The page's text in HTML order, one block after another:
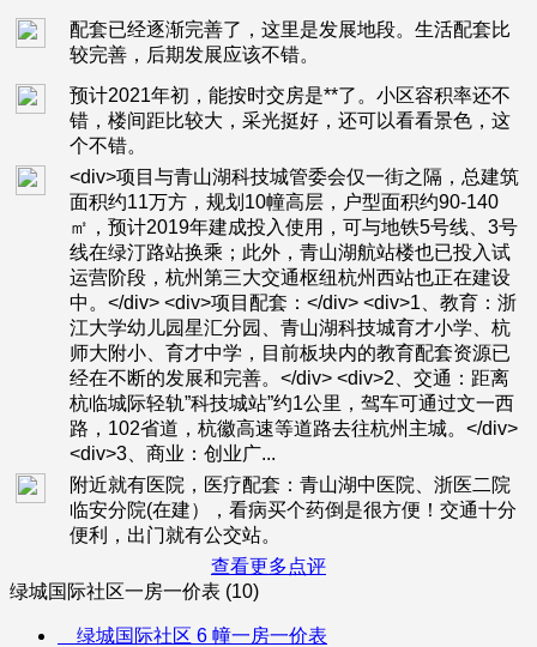
配套已经逐渐完善了，这里是发展地段。生活配套比
较完善，后期发展应该不错。
预计2021年初，能按时交房是**了。小区容积率还不
错，楼间距比较大，采光挺好，还可以看看景色，这
个不错。
<div>项目与青山湖科技城管委会仅一街之隔，总建筑
面积约11万方，规划10幢高层，户型面积约90-140
㎡，预计2019年建成投入使用，可与地铁5号线、3号
线在绿汀路站换乘；此外，青山湖航站楼也已投入试
运营阶段，杭州第三大交通枢纽杭州西站也正在建设
中。</div> <div>项目配套：</div> <div>1、教育：浙
江大学幼儿园星汇分园、青山湖科技城育才小学、杭
师大附小、育才中学，目前板块内的教育配套资源已
经在不断的发展和完善。</div> <div>2、交通：距离
杭临城际轻轨”科技城站”约1公里，驾车可通过文一西
路，102省道，杭徽高速等道路去往杭州主城。</div>
<div>3、商业：创业广...
附近就有医院，医疗配套：青山湖中医院、浙医二院
临安分院(在建），看病买个药倒是很方便！交通十分
便利，出门就有公交站。
查看更多点评
绿城国际社区一房一价表 (10)
绿城国际社区 6 幢一房一价表